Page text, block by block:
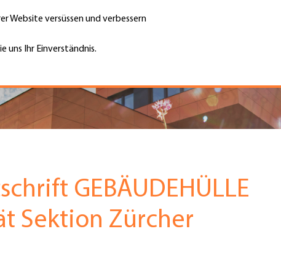
Website versüssen und verbessern
uns Ihr Einverständnis.
Top
Menu
GEBÄUDEHÜLLE
Sektion Zürcher